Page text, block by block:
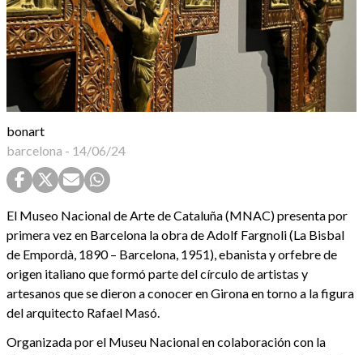
bonart
barcelona - 14/06/24
El Museo Nacional de Arte de Cataluña (MNAC) presenta por
primera vez en Barcelona la obra de Adolf Fargnoli (La Bisbal
de Empordà, 1890 – Barcelona, 1951), ebanista y orfebre de
origen italiano que formó parte del círculo de artistas y
artesanos que se dieron a conocer en Girona en torno a la figura
del arquitecto Rafael Masó.
Organizada por el Museu Nacional en colaboración con la